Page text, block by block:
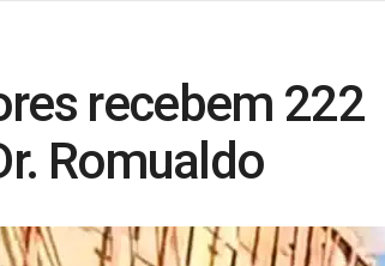
recebem 222
Romualdo